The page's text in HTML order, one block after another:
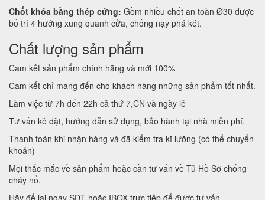
Chốt khóa bằng thép cứng: Gồm nhiều chốt an toàn Ø30 được
bố trí 4 hướng xung quanh cửa, chống nạy phá két.
Chất lượng sản phẩm
Cam kết sản phẩm chính hãng và mới 100%
Cam kết chỉ mang đến cho khách hàng những sản phẩm tốt nhất.
Làm việc từ 7h đến 22h cả thứ 7,CN và ngày lễ
Tư vấn kê đặt, hướng dẫn sử dụng, bảo hành tại nhà miễn phí.
Thanh toán khi nhận hàng và đã kiểm tra kĩ lưỡng (có thể chuyển
khoản)
Mọi thắc mắc về sản phẩm hoặc cần tư vấn về Tủ Hồ Sơ chống
cháy nổ.
Hãy để lại ngay SĐT hoặc IBOX trực tiếp để được tư vấn.